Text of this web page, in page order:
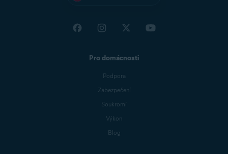
Pro domácnosti
Podpora
Zabezpečení
Soukromí
Výkon
Blog